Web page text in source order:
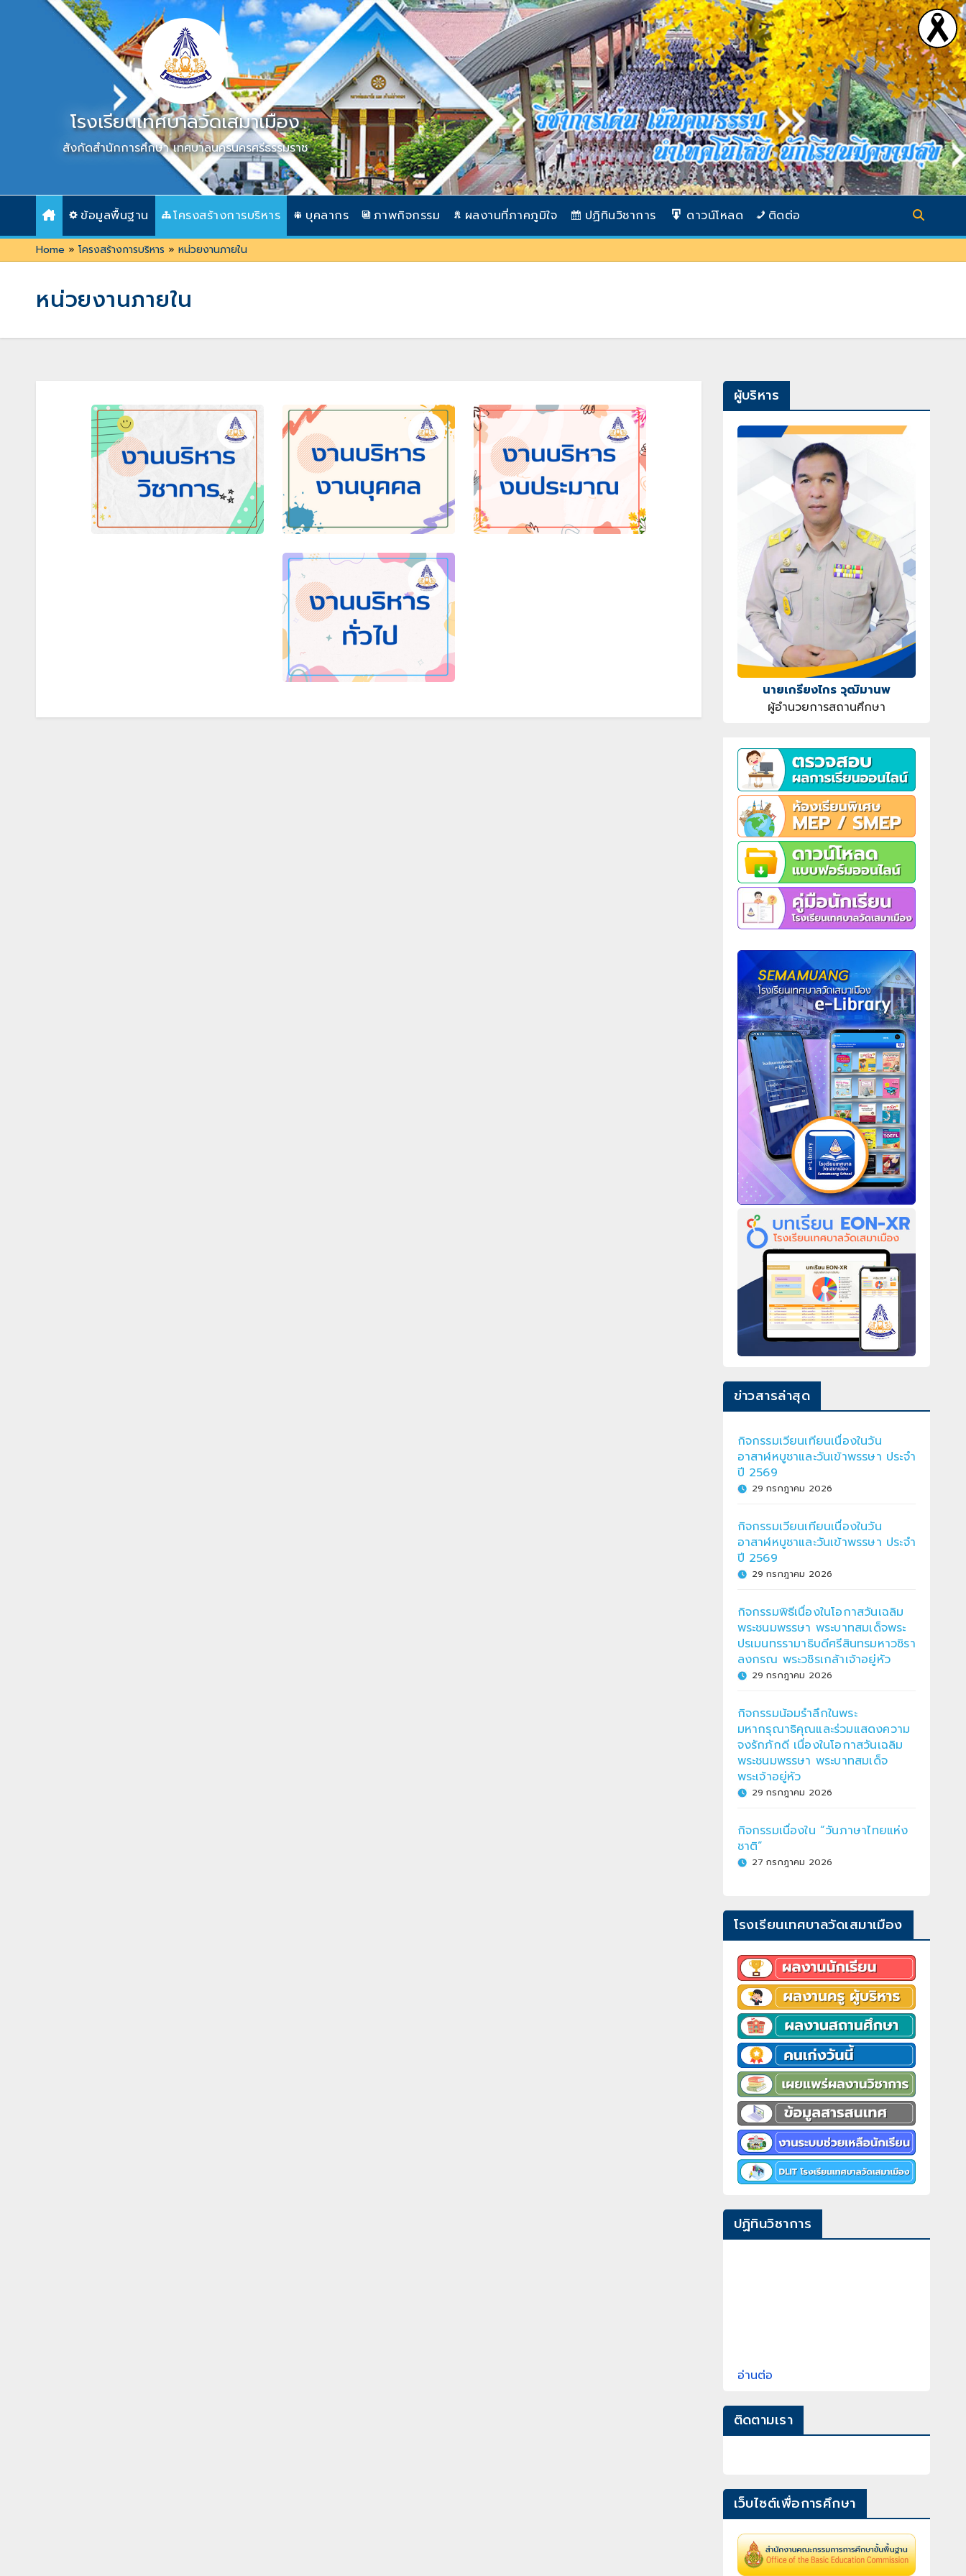
โรงเรียนเทศบาลวัดเสมาเมือง
สังกัดสำนักการศึกษา เทศบาลนครนครศรีธรรมราช
ข้อมูลพื้นฐาน โครงสร้างการบริหาร บุคลากร ภาพกิจกรรม ผลงานที่ภาคภูมิใจ ปฏิทินวิชาการ ดาวน์โหลด ติดต่อ
Home » โครงสร้างการบริหาร » หน่วยงานภายใน
หน่วยงานภายใน
ผู้บริหาร
นายเกรียงไกร วุฒิมานพ
ผู้อำนวยการสถานศึกษา
ข่าวสารล่าสุด
กิจกรรมเวียนเทียนเนื่องในวัน
อาสาฬหบูชาและวันเข้าพรรษา ประจำ
ปี 2569
29 กรกฎาคม 2026
กิจกรรมเวียนเทียนเนื่องในวัน
อาสาฬหบูชาและวันเข้าพรรษา ประจำ
ปี 2569
29 กรกฎาคม 2026
กิจกรรมพิธีเนื่องในโอกาสวันเฉลิม
พระชนมพรรษา พระบาทสมเด็จพระ
ปรเมนทรรามาธิบดีศรีสินทรมหาวชิรา
ลงกรณ พระวชิรเกล้าเจ้าอยู่หัว
29 กรกฎาคม 2026
กิจกรรมน้อมรำลึกในพระ
มหากรุณาธิคุณและร่วมแสดงความ
จงรักภักดี เนื่องในโอกาสวันเฉลิม
พระชนมพรรษา พระบาทสมเด็จ
พระเจ้าอยู่หัว
29 กรกฎาคม 2026
กิจกรรมเนื่องใน “วันภาษาไทยแห่ง
ชาติ”
27 กรกฎาคม 2026
โรงเรียนเทศบาลวัดเสมาเมือง
ปฏิทินวิชาการ
อ่านต่อ
ติดตามเรา
เว็บไซต์เพื่อการศึกษา